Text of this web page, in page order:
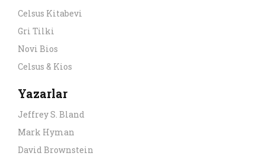
Celsus Kitabevi
Gri Tilki
Novi Bios
Celsus & Kios
Yazarlar
Jeffrey S. Bland
Mark Hyman
David Brownstein